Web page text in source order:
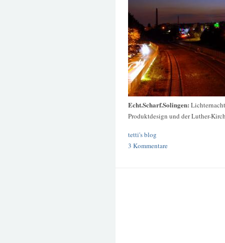
Echt.Scharf.Solingen:
Produktdesign und der Luther-
tetti's blog
3 Kommentare